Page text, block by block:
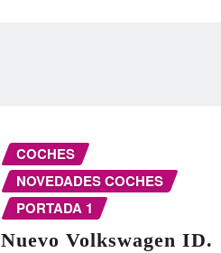
COCHES
NOVEDADES COCHES
PORTADA 1
Nuevo Volkswagen ID.